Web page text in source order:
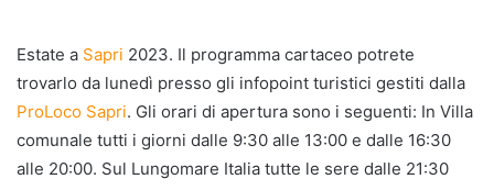
Estate a Sapri 2023. Il programma cartaceo potrete
trovarlo da lunedì presso gli infopoint turistici gestiti dalla
ProLoco Sapri. Gli orari di apertura sono i seguenti: In Villa
comunale tutti i giorni dalle 9:30 alle 13:00 e dalle 16:30
alle 20:00. Sul Lungomare Italia tutte le sere dalle 21:30